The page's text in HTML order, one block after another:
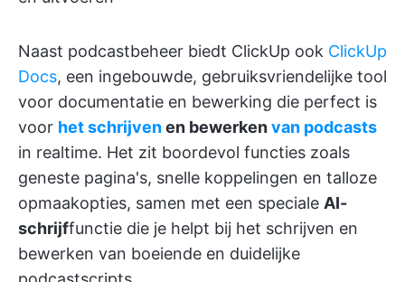
Naast podcastbeheer biedt ClickUp ook ClickUp
Docs, een ingebouwde, gebruiksvriendelijke tool
voor documentatie en bewerking die perfect is
voor het schrijvenen bewerkenvan podcasts
in realtime. Het zit boordevol functies zoals
geneste pagina's, snelle koppelingen en talloze
opmaakopties, samen met een speciale AI-
schrijffunctie die je helpt bij het schrijven en
bewerken van boeiende en duidelijke